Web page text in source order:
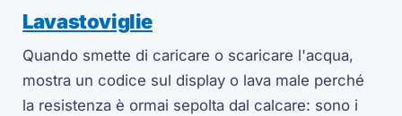
Lavastoviglie
Quando smette di caricare o scaricare l'acqua,
mostra un codice sul display o lava male perché
la resistenza è ormai sepolta dal calcare: sono i